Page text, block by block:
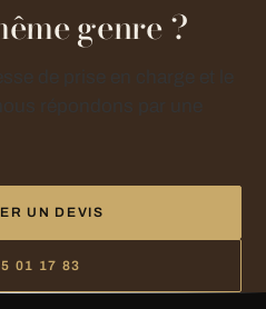
genre ?
UN DEVIS
01 17 83